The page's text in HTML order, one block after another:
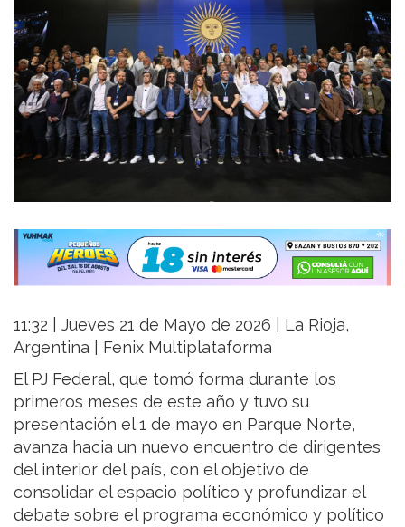
11:32 | Jueves 21 de Mayo de 2026 | La Rioja,
Argentina | Fenix Multiplataforma
El PJ Federal, que tomó forma durante los
primeros meses de este año y tuvo su
presentación el 1 de mayo en Parque Norte,
avanza hacia un nuevo encuentro de dirigentes
del interior del país, con el objetivo de
consolidar el espacio político y profundizar el
debate sobre el programa económico y político